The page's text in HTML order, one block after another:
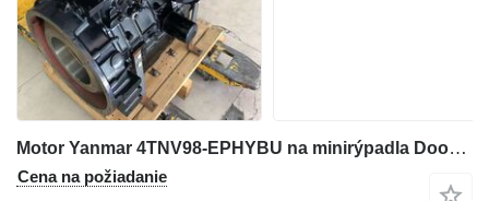
Motor Yanmar 4TNV98-EPHYBU na minirýpadla Doosan DX55
Cena na požiadanie